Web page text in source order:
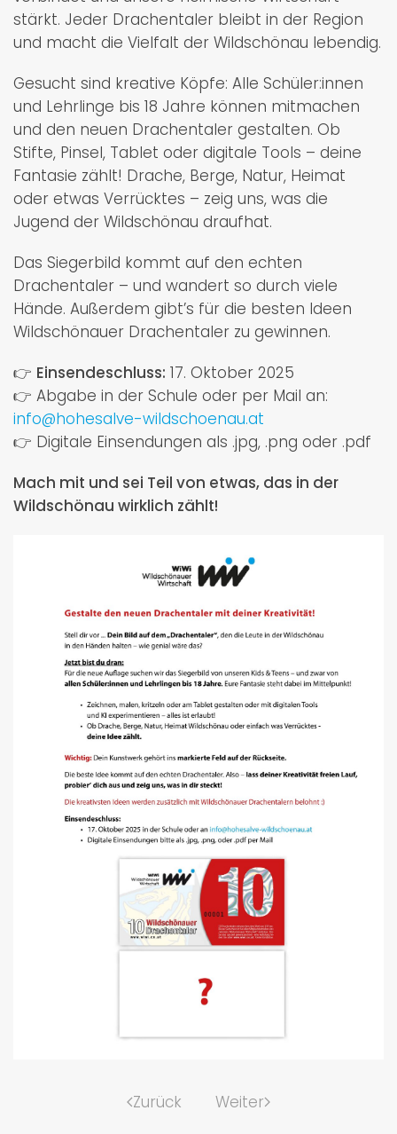
stärkt. Jeder Drachentaler bleibt in der Region
und macht die Vielfalt der Wildschönau lebendig.
Gesucht sind kreative Köpfe: Alle Schüler:innen
und Lehrlinge bis 18 Jahre können mitmachen
und den neuen Drachentaler gestalten. Ob
Stifte, Pinsel, Tablet oder digitale Tools – deine
Fantasie zählt! Drache, Berge, Natur, Heimat
oder etwas Verrücktes – zeig uns, was die
Jugend der Wildschönau draufhat.
Das Siegerbild kommt auf den echten
Drachentaler – und wandert so durch viele
Hände. Außerdem gibt’s für die besten Ideen
Wildschönauer Drachentaler zu gewinnen.
👉 Einsendeschluss: 17. Oktober 2025
👉 Abgabe in der Schule oder per Mail an:
info@hohesalve-wildschoenau.at
👉 Digitale Einsendungen als .jpg, .png oder .pdf
Mach mit und sei Teil von etwas, das in der
Wildschönau wirklich zählt!
Zurück Weiter